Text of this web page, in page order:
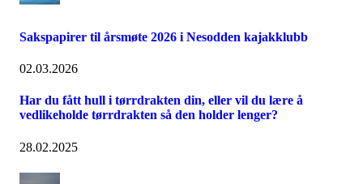
Sakspapirer til årsmøte 2026 i Nesodden kajakklubb
02.03.2026
Har du fått hull i tørrdrakten din, eller vil du lære å
vedlikeholde tørrdrakten så den holder lenger?
28.02.2025